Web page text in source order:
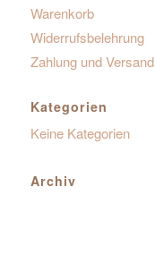
Warenkorb
Widerrufsbelehrung
Zahlung und Versand
Kategorien
Keine Kategorien
Archiv